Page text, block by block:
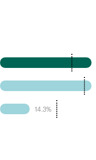
14.3%